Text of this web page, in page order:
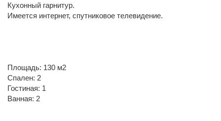
Кухонный гарнитур.
Имеется интернет, спутниковое телевидение.
Площадь: 130 м2
Спален: 2
Гостиная: 1
Ванная: 2